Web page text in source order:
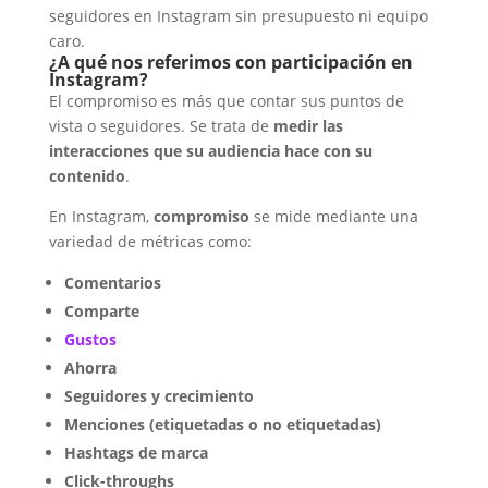
seguidores en Instagram sin presupuesto ni equipo
caro.
¿A qué nos referimos con participación en
Instagram?
El compromiso es más que contar sus puntos de
vista o seguidores. Se trata de medir las
interacciones que su audiencia hace con su
contenido.
En Instagram, compromiso se mide mediante una
variedad de métricas como:
Comentarios
Comparte
Gustos
Ahorra
Seguidores y crecimiento
Menciones (etiquetadas o no etiquetadas)
Hashtags de marca
Click-throughs